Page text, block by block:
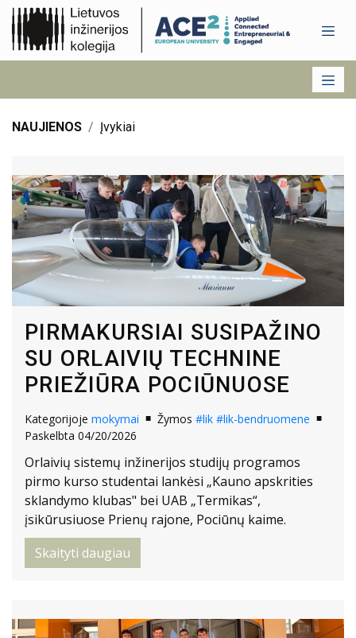
NAUJIENOS Įvykiai
PIRMAKURSIAI SUSIPAŽINO
SU ORLAIVIŲ TECHNINE
PRIEŽIŪRA POCIŪNUOSE
Kategorijoje mokymai Žymos #lik #lik-bendruomene
Paskelbta 04/20/2026
Orlaivių sistemų inžinerijos studijų programos
pirmo kurso studentai lankėsi „Kauno apskrities
sklandymo klubas" bei UAB „Termikas“,
įsikūrusiuose Prienų rajone, Pociūnų kaime.
Skaityti daugiau